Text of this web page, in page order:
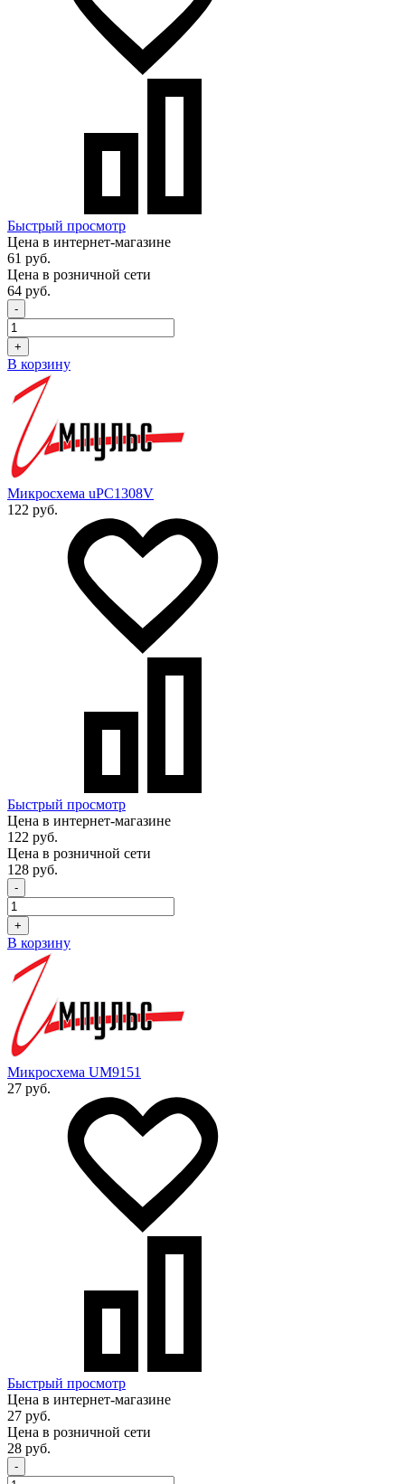
Быстрый просмотр
Цена в интернет-магазине
61 руб.
Цена в розничной сети
64 руб.
-
+
В корзину
Микросхема uPC1308V
122 руб.
Быстрый просмотр
Цена в интернет-магазине
122 руб.
Цена в розничной сети
128 руб.
-
+
В корзину
Микросхема UM9151
27 руб.
Быстрый просмотр
Цена в интернет-магазине
27 руб.
Цена в розничной сети
28 руб.
-